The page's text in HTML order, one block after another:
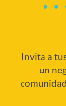
Invita a
un